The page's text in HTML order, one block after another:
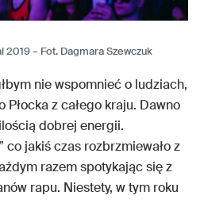
– Fot. Dagmara Szewczuk
nie wspomnieć o ludziach,
Płocka z całego kraju. Dawno
dobrej energii.
co jakiś czas rozbrzmiewało z
razem spotykając się z
rapu. Niestety, w tym roku